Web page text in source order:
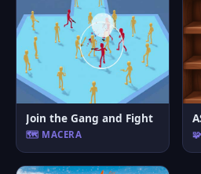
Join the Gang and Fight
🗺️ MACERA